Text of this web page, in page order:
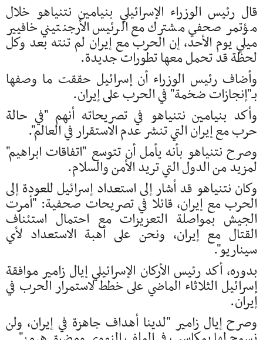
قال رئيس الوزراء الإسرائيلي بنيامين نتنياهو خلال
مؤتمر صحفي مشترك مع الرئيس الأرجنتيني خافيير
ميلي يوم الأحد، إن الحرب مع إيران لم تنته بعد وكل
لحظة قد تحمل معها تطورات جديدة.
وأضاف رئيس الوزراء أن إسرائيل حققت ما وصفها
بـ"إنجازات ضخمة" في الحرب على إيران.
وأكد بنيامين نتنياهو في تصريحاته أنهم "في حالة
حرب مع إيران التي تنشر عدم الاستقرار في العالم".
وصرح نتنياهو بأنه يأمل أن تتوسع "اتفاقات ابراهيم"
لمزيد من الدول التي تريد الأمن والسلام.
وكان نتنياهو قد أشار إلى استعداد إسرائيل للعودة إلى
الحرب مع إيران، قائلا في تصريحات صحفية: "أمرت
الجيش بمواصلة التعزيزات مع احتمال استئناف
القتال مع إيران، ونحن على أهبة الاستعداد لأي
سيناريو".
بدوره، أكد رئيس الأركان الإسرائيلي إيال زامير موافقة
إسرائيل الثلاثاء الماضي على خطط لاستمرار الحرب في
إيران.
وصرح إيال زامير "لدينا أهداف جاهزة في إيران، ولن